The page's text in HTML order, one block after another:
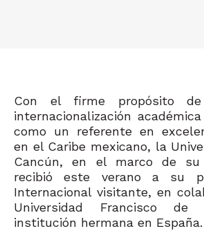
Con el firme propósito
internacionalización
como un referente en
en el Caribe mexicano, la
Cancún, en el marco de su
recibió este verano a su
Internacional visitante, en
Universidad Francisco de
institución hermana en España.